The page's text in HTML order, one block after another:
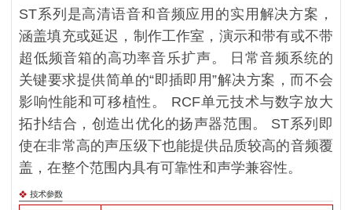
ST系列是高清语音和音频应用的实用解决方案，
涵盖填充或延迟，制作工作室，演示和带有或不带
超低频音箱的高功率音乐扩声。 日常音频系统的
关键要求提供简单的“即插即用”解决方案，而不会
影响性能和可移植性。 RCF单元技术与数字放大
拓扑结合，创造出优化的扬声器范围。 ST系列即
使在非常高的声压级下也能提供品质较高的音频覆
盖，在整个范围内具有可靠性和声学兼容性。